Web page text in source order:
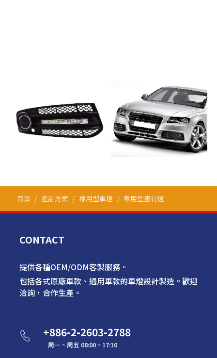
首頁 產品方案 專用型車燈 專用型晝行燈
CONTACT
提供各種OEM/ODM客製服務。
包括各式原廠車款、通用車款的車燈設計製造。歡迎
洽詢，合作生產。
+886-2-2603-2788
周一 ~ 周五 08:00 ~ 17:10